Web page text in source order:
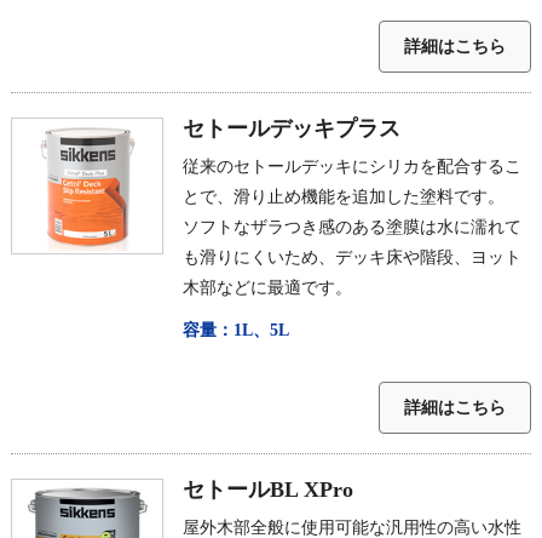
詳細はこちら
セトールデッキプラス
従来のセトールデッキにシリカを配合するこ
とで、滑り止め機能を追加した塗料です。
ソフトなザラつき感のある塗膜は水に濡れて
も滑りにくいため、デッキ床や階段、ヨット
木部などに最適です。
容量：1L、5L
詳細はこちら
セトールBL XPro
屋外木部全般に使用可能な汎用性の高い水性